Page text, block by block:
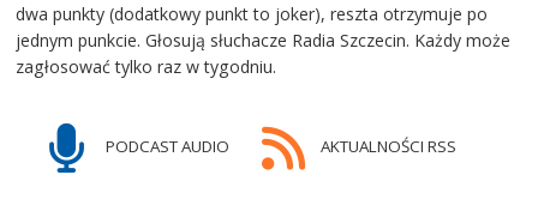
dwa punkty (dodatkowy punkt to joker), reszta otrzymuje po
jednym punkcie. Głosują słuchacze Radia Szczecin. Każdy może
zagłosować tylko raz w tygodniu.
PODCAST AUDIO AKTUALNOŚCI RSS